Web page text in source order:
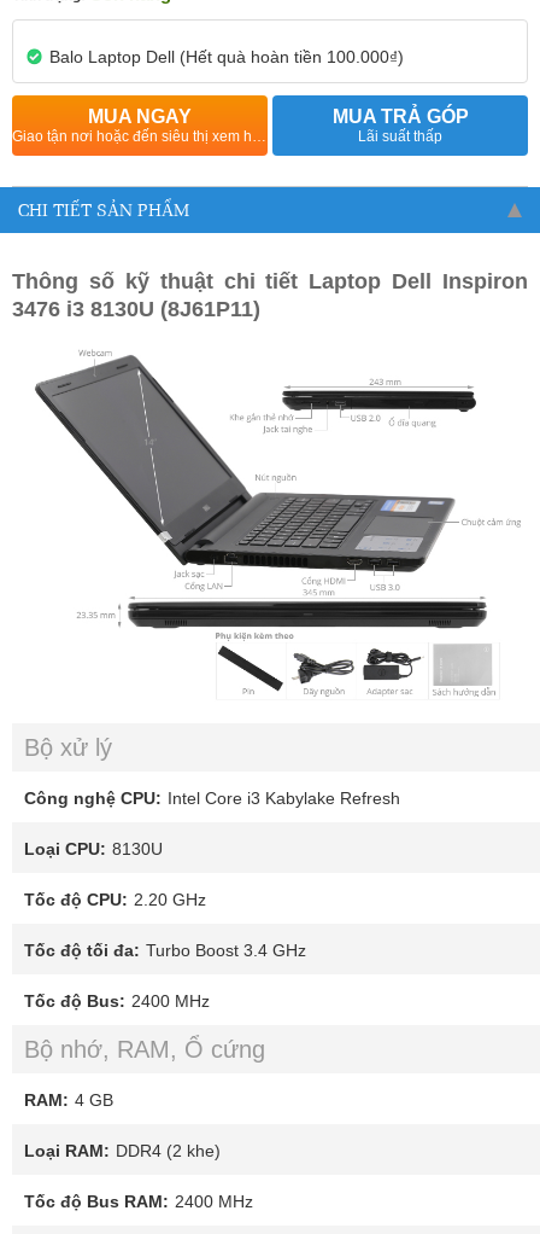
Balo Laptop Dell (Hết quà hoàn tiền 100.000₫)
MUA NGAY MUA TRẢ GÓP
Lãi suất thấp
CHI TIẾT SẢN PHẨM
Thông số kỹ thuật chi tiết Laptop Dell Inspiron
3476 i3 8130U (8J61P11)
Bộ xử lý
Công nghệ CPU: Intel Core i3 Kabylake Refresh
Loại CPU: 8130U
Tốc độ CPU: 2.20 GHz
Tốc độ tối đa: Turbo Boost 3.4 GHz
Tốc độ Bus: 2400 MHz
Bộ nhớ, RAM, Ổ cứng
RAM: 4 GB
Loại RAM: DDR4 (2 khe)
Tốc độ Bus RAM: 2400 MHz